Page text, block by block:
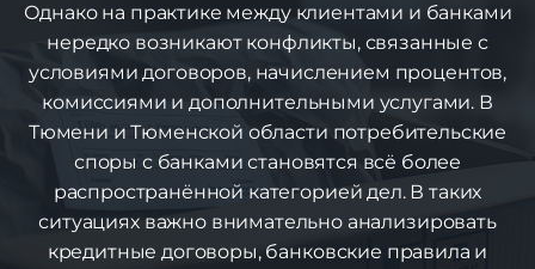
Однако на практике между клиентами и банками
нередко возникают конфликты, связанные с
условиями договоров, начислением процентов,
комиссиями и дополнительными услугами. В
Тюмени и Тюменской области потребительские
споры с банками становятся всё более
распространённой категорией дел. В таких
ситуациях важно внимательно анализировать
кредитные договоры, банковские правила и